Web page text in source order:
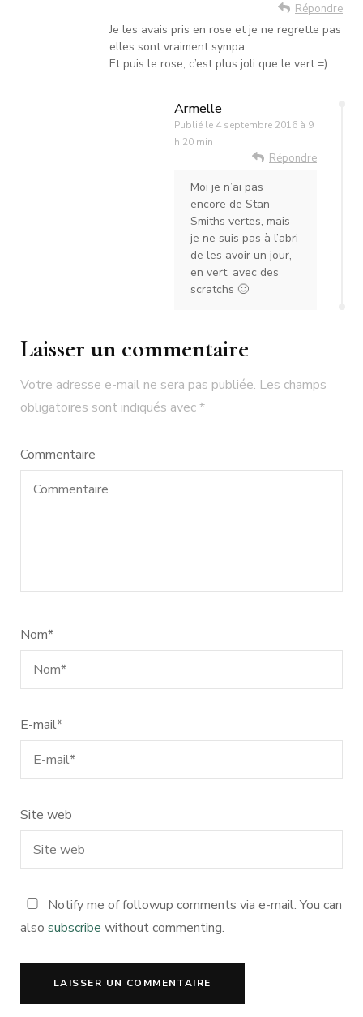
Répondre
Je les avais pris en rose et je ne regrette pas
elles sont vraiment sympa.
Et puis le rose, c’est plus joli que le vert =)
Armelle
Publié le 4 septembre 2016 à 9
h 20 min
Répondre
Moi je n’ai pas
encore de Stan
Smiths vertes, mais
je ne suis pas à l’abri
de les avoir un jour,
en vert, avec des
scratchs 🙂
Laisser un commentaire
Votre adresse e-mail ne sera pas publiée. Les champs
obligatoires sont indiqués avec*
Commentaire
Nom*
E-mail*
Site web
Notify me of followup comments via e-mail. You can
also subscribe without commenting.